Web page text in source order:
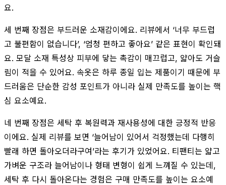
요.
세 번째 장점은 부드러운 소재감이에요. 리뷰에서 ‘너무 부드럽
고 불편함이 없습니다’, ‘엄청 편하고 좋아요’ 같은 표현이 확인돼
요. 모달 소재 특성상 피부에 닿는 촉감이 매끄럽고, 얇아도 거슬
림이 적을 수 있어요. 속옷은 하루 종일 입는 제품이기 때문에 부
드러움은 단순한 감성 포인트가 아니라 실제 만족도를 높이는 핵
심 요소예요.
네 번째 장점은 세탁 후 복원력과 재사용성에 대한 긍정적 반응
이에요. 실제 리뷰를 보면 ‘늘어남이 있어서 걱정했는데 다행히
빨래 하면 돌아오더라구여’라는 후기가 있었어요. 티팬티는 얇고
가벼운 구조라 늘어남이나 형태 변형이 쉽게 느껴질 수 있는데,
세탁 후 다시 돌아온다는 경험은 구매 만족도를 높이는 요소예